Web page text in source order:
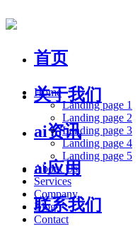
首页
关于我们
ai资讯
ai应用
联系我们
Home
Landing page 1
Landing page 2
Landing page 3
Landing page 4
Landing page 5
About Us
Services
Company
Blog
Contact